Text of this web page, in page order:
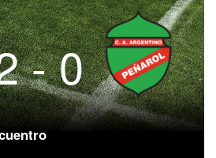
- 0